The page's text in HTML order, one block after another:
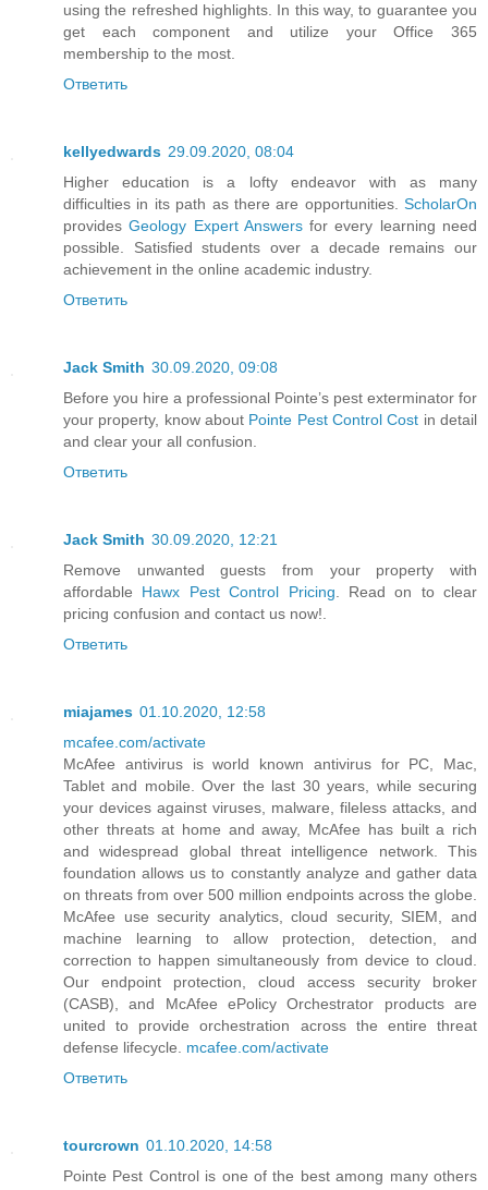
using the refreshed highlights. In this way, to guarantee you
get each component and utilize your Office 365
membership to the most.
Ответить
kellyedwards 29.09.2020, 08:04
Higher education is a lofty endeavor with as many
difficulties in its path as there are opportunities. ScholarOn
providesGeology Expert Answersfor every learning need
possible. Satisfied students over a decade remains our
achievement in the online academic industry.
Ответить
Jack Smith 30.09.2020, 09:08
Before you hire a professional Pointe’s pest exterminator for
your property, know about Pointe Pest Control Cost in detail
and clear your all confusion.
Ответить
Jack Smith 30.09.2020, 12:21
Remove unwanted guests from your property with
affordable Hawx Pest Control Pricing. Read on to clear
pricing confusion and contact us now!.
Ответить
miajames 01.10.2020, 12:58
mcafee.com/activate
McAfee antivirus is world known antivirus for PC, Mac,
Tablet and mobile. Over the last 30 years, while securing
your devices against viruses, malware, fileless attacks, and
other threats at home and away, McAfee has built a rich
and widespread global threat intelligence network. This
foundation allows us to constantly analyze and gather data
on threats from over 500 million endpoints across the globe.
McAfee use security analytics, cloud security, SIEM, and
machine learning to allow protection, detection, and
correction to happen simultaneously from device to cloud.
Our endpoint protection, cloud access security broker
(CASB), and McAfee ePolicy Orchestrator products are
united to provide orchestration across the entire threat
defense lifecycle. mcafee.com/activate
Ответить
tourcrown 01.10.2020, 14:58
Pointe Pest Control is one of the best among many others